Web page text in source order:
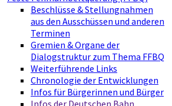
Beschlüsse & Stellungnahmen
aus den Ausschüssen und anderen
Terminen
Gremien & Organe der
Dialogstruktur zum Thema FFBQ
Weiterführende Links
Chronologie der Entwicklungen
Infos für Bürgerinnen und Bürger
Infos der Deutschen Bahn